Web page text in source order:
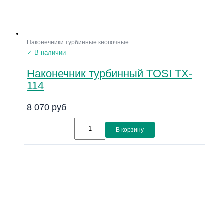
Наконечники турбинные кнопочные
✓ В наличии
Наконечник турбинный TOSI TX-
114
8 070 руб
В корзину